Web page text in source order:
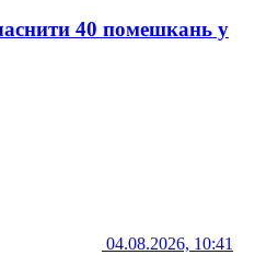
40 помешкань у
04.08.2026, 10:41